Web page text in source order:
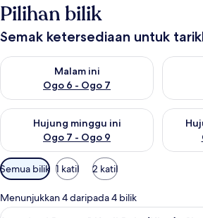
Pilihan bilik
Semak ketersediaan untuk
Malam ini
Ogo 6 - Ogo 7
Semak ketersediaan untuk malam iniSemak
Hujung minggu ini
Ogo 7 - Ogo 9
Semak ketersediaan untuk hujungSemak
Penapis
yang
tersedia
untuk
Semua bilik 1 katil 2 katil
Menunjukkan 4 daripada 4 bilik
Lihat